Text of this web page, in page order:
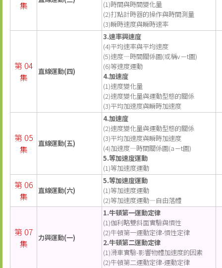
集
(1)時間與時間變化量
(2)打點計時器的操作與時間測量
(3)瞬時速度與瞬時速率
第 04
集
直線運動(四)
3.速率與速度
(4)平均速率與平均速度
(5)速度—時間關係圖(或稱v－t圖)
(6)等速度運動
4.加速度
(1)速度變化量
(2)速度變化量與運動型態的關係
(3)平均加速度與瞬時加速度
第 05
集
直線運動(五)
4.加速度
(2)速度變化量與運動型態的關係
(3)平均加速度與瞬時加速度
(4)加速度—時間關係圖(a－t圖)
5.等加速度運動
(1)等加速度運動
第 06
集
直線運動(六)
5.等加速度運動
(1)等加速度運動
(2)等加速度運動—自由落體
第 07
集
力與運動(一)
1.牛頓第一運動定律
(1)伽利略雙斜面實驗與慣性
(2)牛頓第一運動定律-慣性定律
2.牛頓第二運動定律
(1)滑車實驗-影響物體加速度的因素
(2)牛頓第二運動定律-運動定律